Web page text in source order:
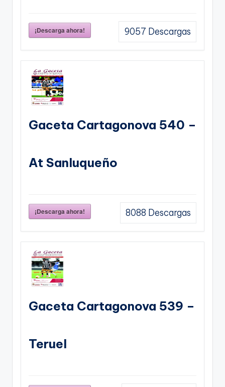
¡Descarga ahora! 9057 Descargas
Gaceta Cartagonova 540 –
At Sanluqueño
¡Descarga ahora! 8088 Descargas
Gaceta Cartagonova 539 –
Teruel